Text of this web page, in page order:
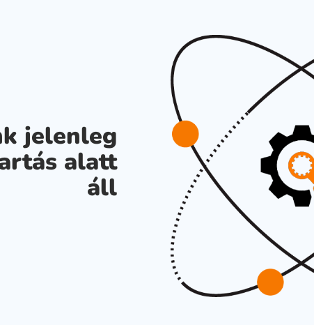
jelenleg
alatt
áll